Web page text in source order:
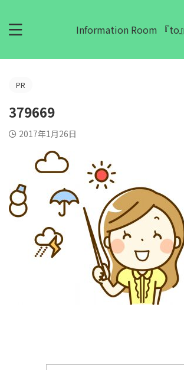
Information Room 『to』
PR
379669
2017年1月26日